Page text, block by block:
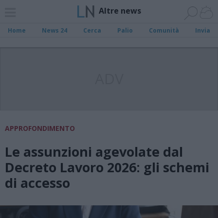
Altre news
Home News 24 Cerca Palio Comunità Invia
APPROFONDIMENTO
Le assunzioni agevolate dal
Decreto Lavoro 2026: gli schemi
di accesso